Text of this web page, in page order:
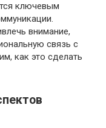
ключевым
внимание,
связь с
как это сделать